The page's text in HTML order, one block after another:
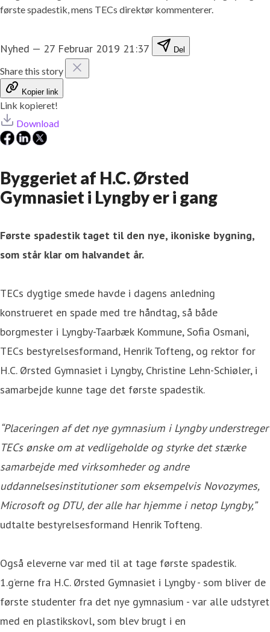
første spadestik, mens TECs direktør kommenterer.
Nyhed — 27 Februar 2019 21:37 Del
Share this story
Kopier link
Link kopieret!
Download
Byggeriet af H.C. Ørsted
Gymnasiet i Lyngby er i gang
Første spadestik taget til den nye, ikoniske bygning,
som står klar om halvandet år.
TECs dygtige smede havde i dagens anledning
konstrueret en spade med tre håndtag, så både
borgmester i Lyngby-Taarbæk Kommune, Sofia Osmani,
TECs bestyrelsesformand, Henrik Tofteng, og rektor for
H.C. Ørsted Gymnasiet i Lyngby, Christine Lehn-Schiøler, i
samarbejde kunne tage det første spadestik.
“Placeringen af det nye gymnasium i Lyngby understreger
TECs ønske om at vedligeholde og styrke det stærke
samarbejde med virksomheder og andre
uddannelsesinstitutioner som eksempelvis Novozymes,
Microsoft og DTU, der alle har hjemme i netop Lyngby,”
udtalte bestyrelsesformand Henrik Tofteng.
Også eleverne var med til at tage første spadestik.
1.g’erne fra H.C. Ørsted Gymnasiet i Lyngby - som bliver de
første studenter fra det nye gymnasium - var alle udstyret
med en plastikskovl, som blev brugt i en